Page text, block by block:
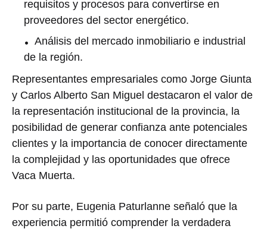
requisitos y procesos para convertirse en
proveedores del sector energético.
Análisis del mercado inmobiliario e industrial
de la región.
Representantes empresariales como Jorge Giunta
y Carlos Alberto San Miguel destacaron el valor de
la representación institucional de la provincia, la
posibilidad de generar confianza ante potenciales
clientes y la importancia de conocer directamente
la complejidad y las oportunidades que ofrece
Vaca Muerta.
Por su parte, Eugenia Paturlanne señaló que la
experiencia permitió comprender la verdadera